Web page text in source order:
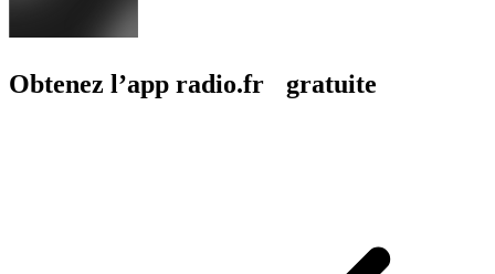
Obtenez l’app radio.fr gratuite